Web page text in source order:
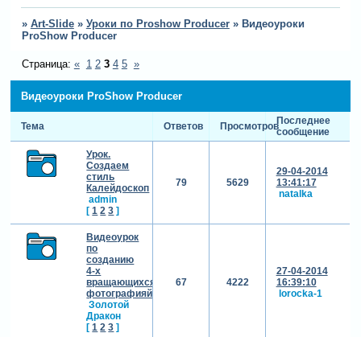
» Art-Slide » Уроки по Proshow Producer » Видеоуроки
ProShow Producer
Видеоуроки ProShow Producer
Страница: « 1 2 3 4 5 »
Тема Ответов ПросмотровПоследнее
сообщение
Урок.
Создаем
стиль
Калейдоскоп
admin
[ 1 2 3 ]
79 5629
29-04-2014
13:41:17
natalka
Видеоурок
по
созданию
4-х
вращающихся
фотографияй
Золотой
Дракон
[ 1 2 3 ]
67 4222
27-04-2014
16:39:10
lorocka-1